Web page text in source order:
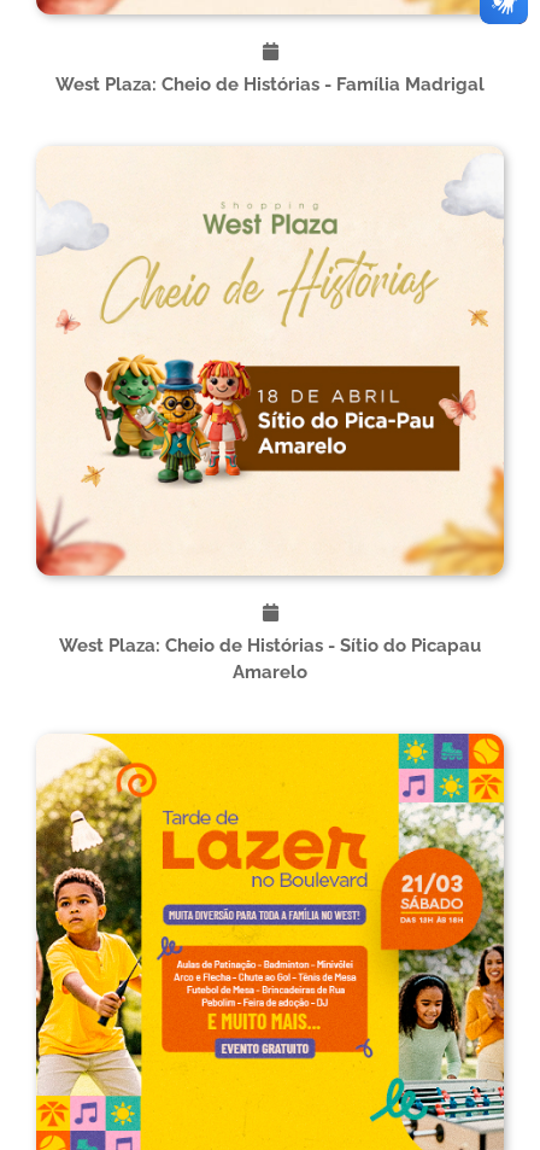
West Plaza: Cheio de Histórias - Família Madrigal
West Plaza: Cheio de Histórias - Sítio do Picapau
Amarelo